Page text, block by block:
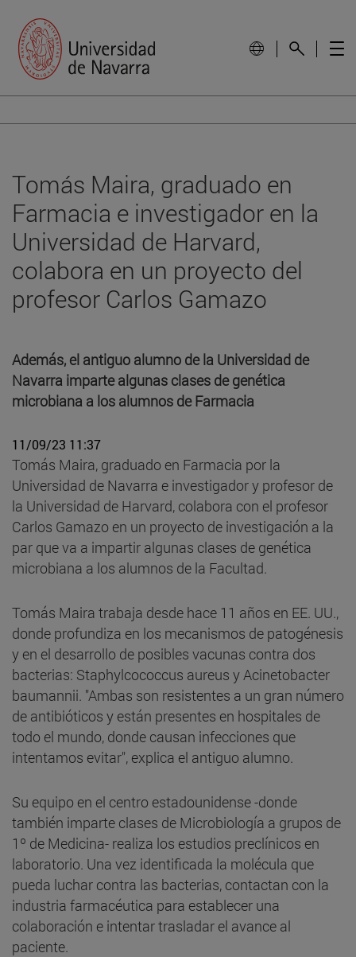
Tomás Maira, graduado en
Farmacia e investigador en la
Universidad de Harvard,
colabora en un proyecto del
profesor Carlos Gamazo
Además, el antiguo alumno de la Universidad de
Navarra imparte algunas clases de genética
microbiana a los alumnos de Farmacia
11/09/23 11:37
Tomás Maira, graduado en Farmacia por la
Universidad de Navarra e investigador y profesor de
la Universidad de Harvard, colabora con el profesor
Carlos Gamazo en un proyecto de investigación a la
par que va a impartir algunas clases de genética
microbiana a los alumnos de la Facultad.
Tomás Maira trabaja desde hace 11 años en EE. UU.,
donde profundiza en los mecanismos de patogénesis
y en el desarrollo de posibles vacunas contra dos
bacterias: Staphylcococcus aureus y Acinetobacter
baumannii. "Ambas son resistentes a un gran número
de antibióticos y están presentes en hospitales de
todo el mundo, donde causan infecciones que
intentamos evitar", explica el antiguo alumno.
Su equipo en el centro estadounidense -donde
también imparte clases de Microbiología a grupos de
1º de Medicina- realiza los estudios preclínicos en
laboratorio. Una vez identificada la molécula que
pueda luchar contra las bacterias, contactan con la
industria farmacéutica para establecer una
colaboración e intentar trasladar el avance al
paciente.